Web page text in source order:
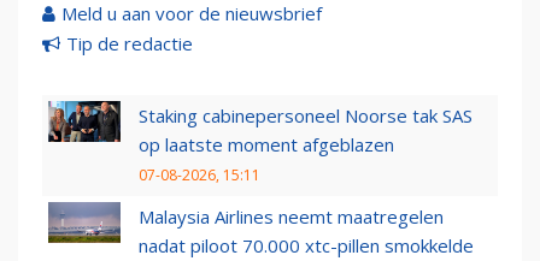
Meld u aan voor de nieuwsbrief
Tip de redactie
Staking cabinepersoneel Noorse tak SAS
op laatste moment afgeblazen
07-08-2026, 15:11
Malaysia Airlines neemt maatregelen
nadat piloot 70.000 xtc-pillen smokkelde